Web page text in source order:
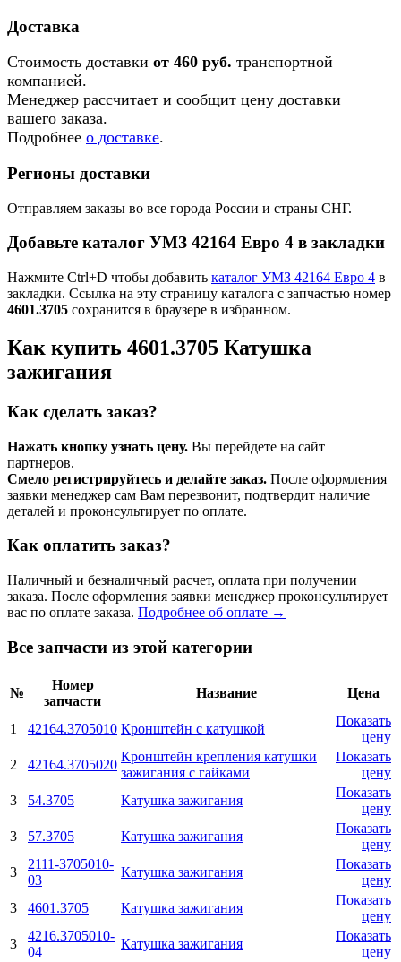
Доставка
Стоимость доставки от 460 руб. транспортной
компанией.
Менеджер рассчитает и сообщит цену доставки
вашего заказа.
Подробнее о доставке.
Регионы доставки
Отправляем заказы во все города России и страны СНГ.
Добавьте каталог УМЗ 42164 Евро 4 в закладки
Нажмите Ctrl+D чтобы добавить каталог УМЗ 42164 Евро 4 в
закладки. Ссылка на эту страницу каталога с запчастью номер
4601.3705 сохранится в браузере в избранном.
Как купить 4601.3705 Катушка
зажигания
Как сделать заказ?
Нажать кнопку узнать цену. Вы перейдете на сайт
партнеров.
Смело регистрируйтесь и делайте заказ. После оформления
заявки менеджер сам Вам перезвонит, подтвердит наличие
деталей и проконсультирует по оплате.
Как оплатить заказ?
Наличный и безналичный расчет, оплата при получении
заказа. После оформления заявки менеджер проконсультирует
вас по оплате заказа. Подробнее об оплате →
Все запчасти из этой категории
№
Номер
запчасти
Название Цена
1 42164.3705010 Кронштейн с катушкой
Показать
цену
2
42164.3705020
Кронштейн крепления катушки
зажигания с гайками
Показать
цену
3
54.3705 Катушка зажигания
Показать
цену
3
57.3705 Катушка зажигания
Показать
цену
3
2111-3705010-
03
Катушка зажигания
Показать
цену
3
4601.3705 Катушка зажигания
Показать
цену
3
4216.3705010-
04
Катушка зажигания
Показать
цену